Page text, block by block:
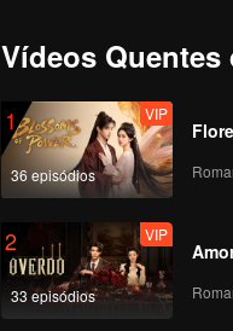
131
133
135
Vídeos Quentes
1
36 episódios
VIP
2
33 episódios
VIP